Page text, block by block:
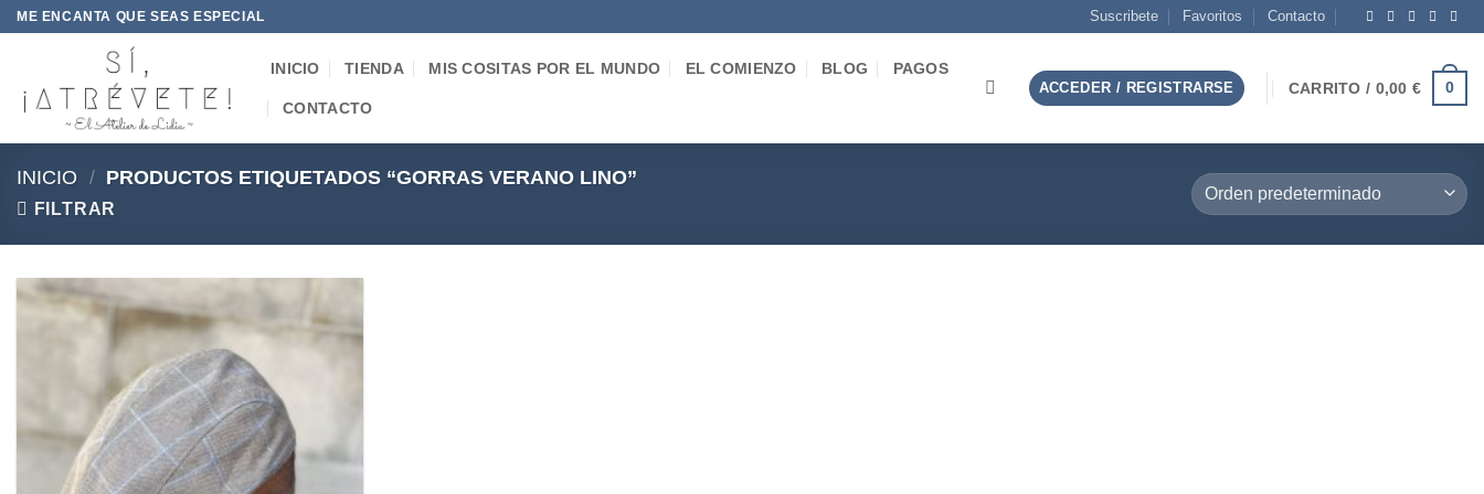
Saltar
ME ENCANTA QUE SEAS ESPECIAL Suscribete Favoritos Contacto
INICIO TIENDA MIS COSITAS POR EL MUNDO EL COMIENZO BLOG PAGOS
CONTACTO
ACCEDER / REGISTRARSE CARRITO / 0,00€ 0
INICIO / PRODUCTOS ETIQUETADOS “GORRAS VERANO LINO”
FILTRAR